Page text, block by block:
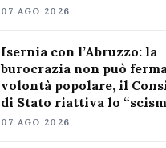
07 AGO 2026
Isernia con l’Abruzzo: la
burocrazia non può
volontà popolare, il
di Stato riattiva lo
07 AGO 2026